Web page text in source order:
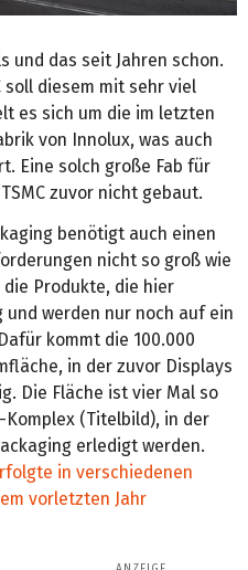
und das seit Jahren schon.
soll diesem mit sehr viel
es sich um die im letzten
von Innolux, was auch
Eine solch große Fab für
zuvor nicht gebaut.
benötigt auch einen
nicht so groß wie
Produkte, die hier
werden nur noch auf ein
kommt die 100.000
in der zuvor Displays
Die Fläche ist vier Mal so
Komplex (Titelbild), in der
erledigt werden.
in verschiedenen
vorletzten Jahr